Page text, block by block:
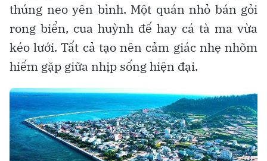
thúng neo yên bình. Một quán nhỏ bán gỏi
rong biển, cua huỳnh đế hay cá tà ma vừa
kéo lưới. Tất cả tạo nên cảm giác nhẹ nhõm
hiếm gặp giữa nhịp sống hiện đại.